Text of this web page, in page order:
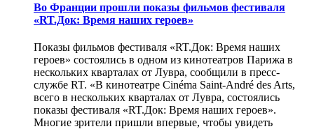
Во Франции прошли показы фильмов фестиваля
«RT.Док: Время наших героев»
Показы фильмов фестиваля «RT.Док: Время наших
героев» состоялись в одном из кинотеатров Парижа в
нескольких кварталах от Лувра, сообщили в пресс-
службе RT. «В кинотеатре Cinéma Saint-André des Arts,
всего в нескольких кварталах от Лувра, состоялись
показы фестиваля «RT.Док: Время наших героев».
Многие зрители пришли впервые, чтобы увидеть